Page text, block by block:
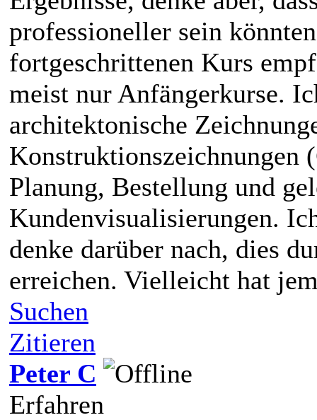
professioneller sein
fortgeschrittenen Kurs
meist nur Anfängerkurse.
architektonische
Konstruktionszeichnungen
Planung, Bestellung und
Kundenvisualisierungen.
denke darüber nach, dies
erreichen. Vielleicht hat
Suchen
Zitieren
Peter C
Erfahren